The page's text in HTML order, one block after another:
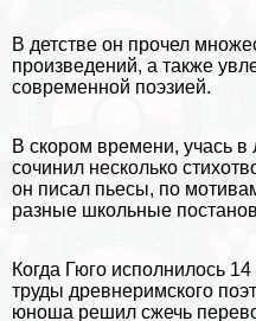
В детстве он прочел
произведений, а также
современной поэзией.
В скором времени, учась
сочинил несколько
он писал пьесы, по
разные школьные
Когда Гюго исполнилось
труды древнеримского
юноша решил сжечь